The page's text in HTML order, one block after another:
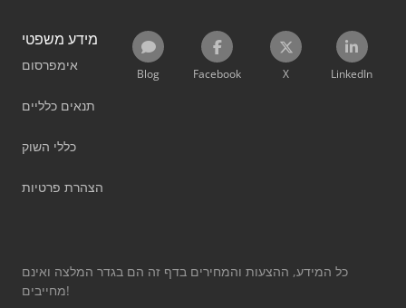
מידע משפטי
אימפרסום
תנאים כלליים
כללי השוק
הצהרת פרטיות
Blog Facebook X LinkedIn
כל המידע, ההצעות והמחירים בדף זה הם בגדר המלצה ואינם
מחייבים!